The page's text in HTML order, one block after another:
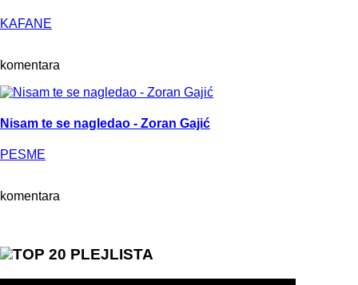
KAFANE
komentara
Nisam te se nagledao - Zoran Gajić
PESME
komentara
TOP 20 PLEJLISTA